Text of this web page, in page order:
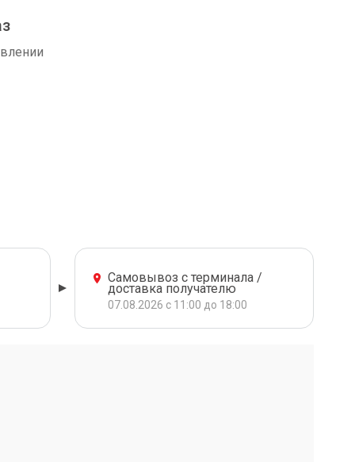
Самовывоз с терминала /
доставка получателю
07.08.2026 с 11:00 до 18:00